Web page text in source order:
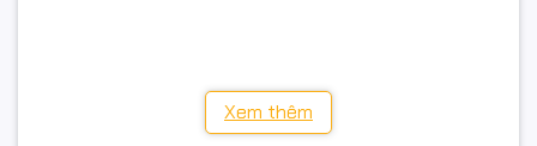
Khả Năng Tương Thích CaoXem thêm